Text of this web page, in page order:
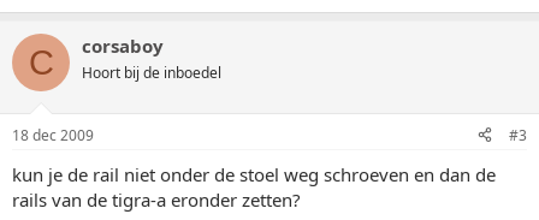
C corsaboy
Hoort bij de inboedel
18 dec 2009 #3
kun je de rail niet onder de stoel weg schroeven en dan de
rails van de tigra-a eronder zetten?